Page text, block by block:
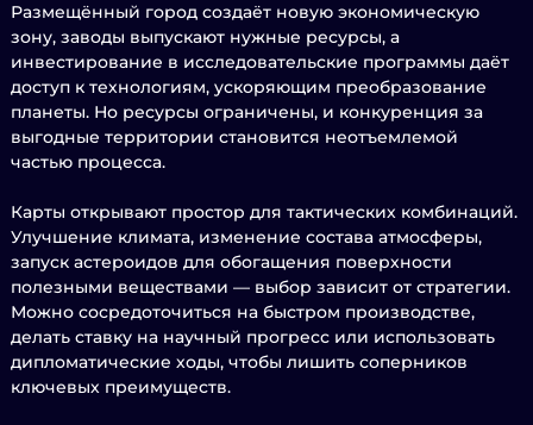
Размещённый город создаёт новую экономическую
зону, заводы выпускают нужные ресурсы, а
инвестирование в исследовательские программы даёт
доступ к технологиям, ускоряющим преобразование
планеты. Но ресурсы ограничены, и конкуренция за
выгодные территории становится неотъемлемой
частью процесса.
Карты открывают простор для тактических комбинаций.
Улучшение климата, изменение состава атмосферы,
запуск астероидов для обогащения поверхности
полезными веществами — выбор зависит от стратегии.
Можно сосредоточиться на быстром производстве,
делать ставку на научный прогресс или использовать
дипломатические ходы, чтобы лишить соперников
ключевых преимуществ.